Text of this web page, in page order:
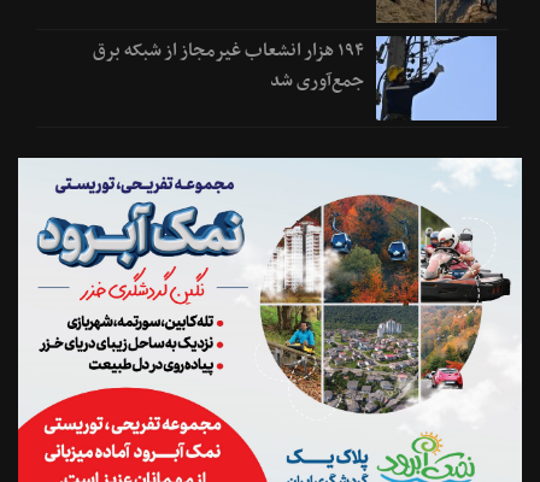
۱۹۴ هزار انشعاب غیرمجاز از شبکه برق
جمع‌آوری شد